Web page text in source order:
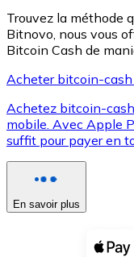
XRP
XRP
Voir toutes
Coupons crypto
Trouvez la méthode
Bitnovo, nous vous
Bitcoin Cash de
Acheter bitcoin-
Achetez bitcoin-
mobile. Avec Apple
suffit pour payer en
En savoir plus